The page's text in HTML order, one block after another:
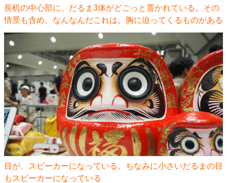
長机の中心部に、だるま3体がどごっと置かれている。その
情景も含め、なんなんだこれは。胸に迫ってくるものがある
目が、スピーカーになっている。ちなみに小さいだるまの目
もスピーカーになっている